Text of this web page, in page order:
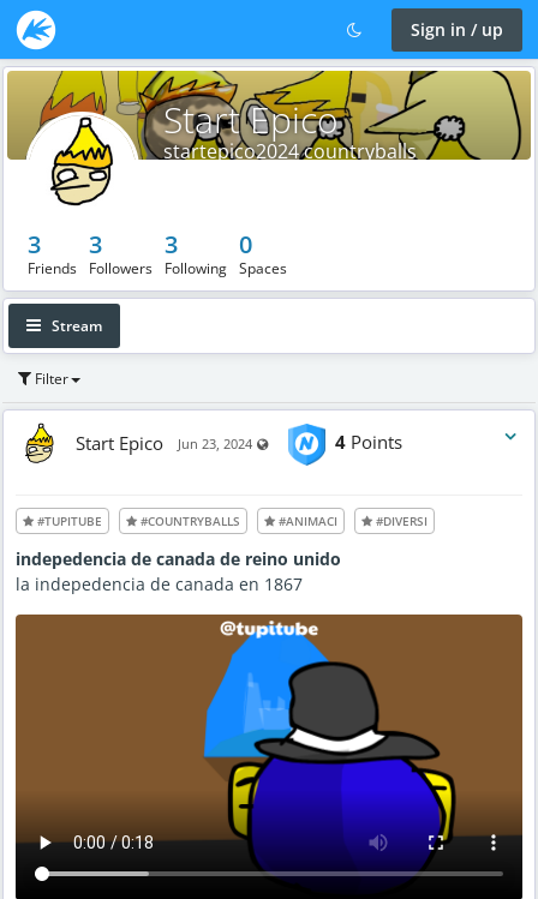
Sign in / up
Start Epico
startepico2024 countryballs
3
Friends
3
Followers
3
Following
0
Spaces
Stream
Filter
Start Epico Jun 23, 2024 Visible also to unregistered users
4 Points
#TUPITUBE #COUNTRYBALLS #ANIMACI #DIVERSI
indepedencia de canada de reino unido
la indepedencia de canada en 1867